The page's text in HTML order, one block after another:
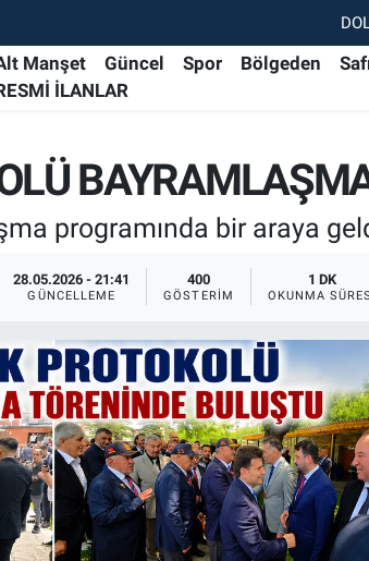
Manşet Güncel Spor Bölgeden
İLANLAR
programında bir araya
28.05.2026 - 21:41
GÜNCELLEME
400
GÖSTERIM
1 DK
OKUNMA